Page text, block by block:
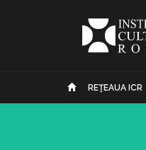
REŢEAUA ICR